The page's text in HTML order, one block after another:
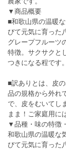
▼商品概要
■和歌山県の温暖
びて元気に育った
グレープフルーツ
特徴。サクサクと
つきになる程です。
■訳ありとは、皮
品の規格から外れ
で、皮をむいてし
まま！ご家庭用に
▼品種・味の特徴
和歌山県の温暖な
びて元気に育った